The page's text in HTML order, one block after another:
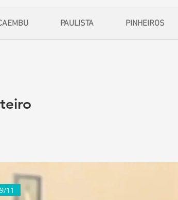
PAULISTA PINHEIROS
11